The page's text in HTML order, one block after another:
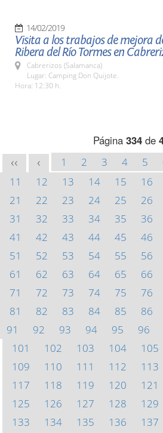
14/02/2019
Visita a los trabajos de mejora
Ribera del Río Tormes en
Cabrerizos (Salamanca)
Lugar: Camping Don Quijote.
Hora: 12:30 h.
Página 334de
<< < 1 2 3 4 5
11
12 13 14 15 16
21
22 23 24 25 26
31
32 33 34 35 36
41
42 43 44 45 46
51
52 53 54 55 56
61
62 63 64 65 66
71
72 73 74 75 76
81
82 83 84 85 86
91
92 93 94 95 96
101
102 103 104 105
109
110 111 112 113
117
118 119 120 121
125
126 127 128 129
133
134 135 136 137